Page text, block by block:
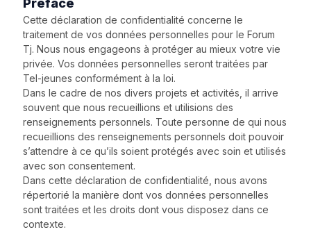
Préface
Cette déclaration de confidentialité concerne le
traitement de vos données personnelles pour le Forum
Tj. Nous nous engageons à protéger au mieux votre vie
privée. Vos données personnelles seront traitées par
Tel-jeunes conformément à la loi.
Dans le cadre de nos divers projets et activités, il arrive
souvent que nous recueillions et utilisions des
renseignements personnels. Toute personne de qui nous
recueillions des renseignements personnels doit pouvoir
s’attendre à ce qu’ils soient protégés avec soin et utilisés
avec son consentement.
Dans cette déclaration de confidentialité, nous avons
répertorié la manière dont vos données personnelles
sont traitées et les droits dont vous disposez dans ce
contexte.